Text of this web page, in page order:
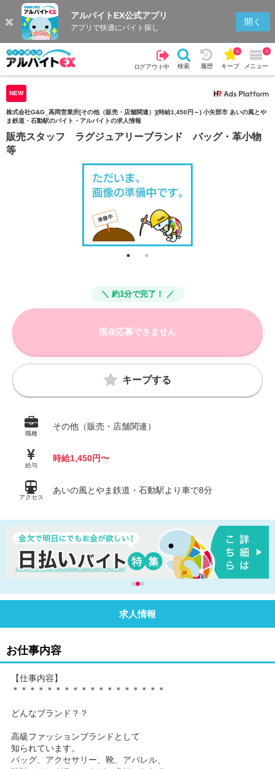
アルバイトEX公式アプリ
アプリで快適にバイト探し
開く
ログアウト中 検索 履歴 キープ
0
メニュー
0
検索 履歴
NEW
株式会社G&G_高岡営業所[その他（販売・店舗関連）](時給1,450円～) 小矢部市 あいの風とや
ま鉄道・石動駅のバイト・アルバイトの求人情報
販売スタッフ ラグジュアリーブランド バッグ・革小物
等
＼ 約1分で完了！ ／
現在応募できません
キープする
職種
その他（販売・店舗関連）
給与
時給1,450円〜
アクセス
あいの風とやま鉄道・石動駅より車で8分
求人情報
お仕事内容
【仕事内容】
＊＊＊＊＊＊＊＊＊＊＊＊＊＊＊＊＊＊
どんなブランド？？
高級ファッションブランドとして
知られています。
バッグ、アクセサリー、靴、アパレル、